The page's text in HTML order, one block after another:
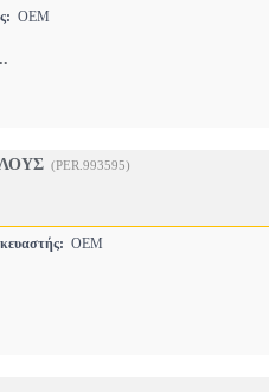
OEM
(PER.993595)
OEM